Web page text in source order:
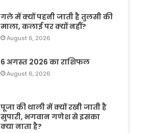
गले में क्यों पहनी जाती है तुलसी की
माला, कलाई पर क्यों नहीं?
August 6, 2026
6 अगस्त 2026 का राशिफल
August 6, 2026
पूजा की थाली में क्यों रखी जाती है
सुपारी, भगवान गणेश से इसका
क्या नाता है?